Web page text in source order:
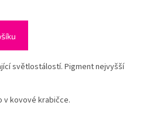
světlostálostí. Pigment nejvyšší
v kovové krabičce.